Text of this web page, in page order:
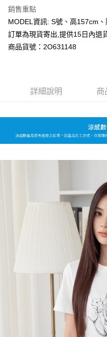
Google Pay
運送方式
全家取貨付款
每筆NT$80，滿NT$699(含以
每筆NT$80，滿NT$699(含以
付款後7-11取貨
每筆NT$120，滿NT$699(含以
銷售重點
MODEL資訊: S號、高157cm
訂單為現貨寄出,提供15日內退
商品貨號：2O631148
詳細說明 商